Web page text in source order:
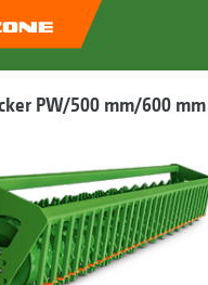
PW/500 mm/600 mm